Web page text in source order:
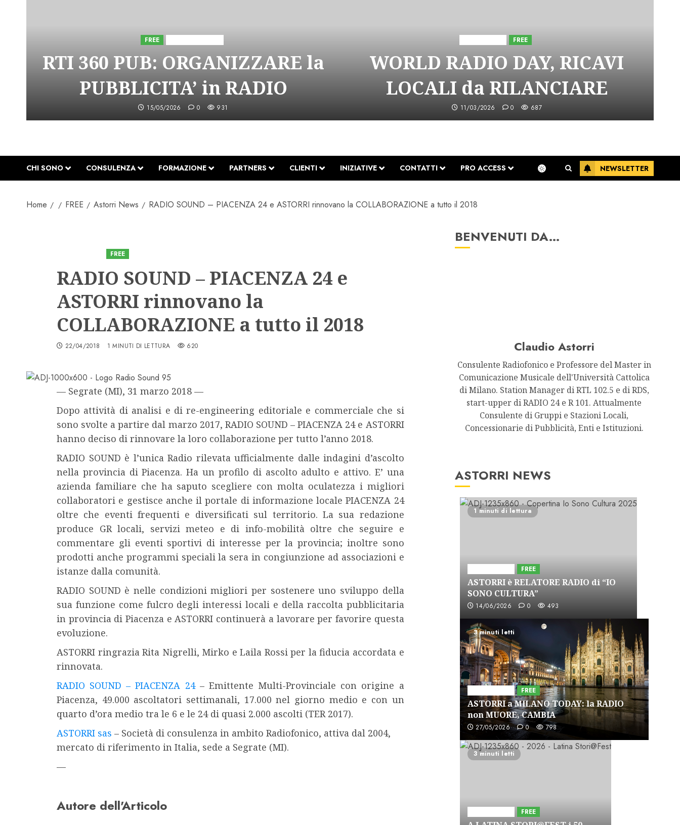
FREE
RTI 360 PUB: ORGANIZZARE la
PUBBLICITA’ in RADIO
15/05/2026 0 931
FREE
WORLD RADIO DAY, RICAVI
LOCALI da RILANCIARE
11/03/2026 0 687
CHI SONO CONSULENZA FORMAZIONE PARTNERS CLIENTI INIZIATIVE CONTATTI PRO ACCESS NEWSLETTER
Home FREE Astorri News RADIO SOUND – PIACENZA 24 e ASTORRI rinnovano la COLLABORAZIONE a tutto il 2018
FREE
RADIO SOUND – PIACENZA 24 e
ASTORRI rinnovano la
COLLABORAZIONE a tutto il 2018
22/04/2018 1 MINUTI DI LETTURA 620
— Segrate (MI), 31 marzo 2018 —
Dopo attività di analisi e di re-engineering editoriale e commerciale che si
sono svolte a partire dal marzo 2017, RADIO SOUND – PIACENZA 24 e ASTORRI
hanno deciso di rinnovare la loro collaborazione per tutto l’anno 2018.
RADIO SOUND è l’unica Radio rilevata ufficialmente dalle indagini d’ascolto
nella provincia di Piacenza. Ha un profilo di ascolto adulto e attivo. E’ una
azienda familiare che ha saputo scegliere con molta oculatezza i migliori
collaboratori e gestisce anche il portale di informazione locale PIACENZA 24
oltre che eventi frequenti e diversificati sul territorio. La sua redazione
produce GR locali, servizi meteo e di info-mobilità oltre che seguire e
commentare gli eventi sportivi di interesse per la provincia; inoltre sono
prodotti anche programmi speciali la sera in congiunzione ad associazioni e
istanze dalla comunità.
RADIO SOUND è nelle condizioni migliori per sostenere uno sviluppo della
sua funzione come fulcro degli interessi locali e della raccolta pubblicitaria
in provincia di Piacenza e ASTORRI continuerà a lavorare per favorire questa
evoluzione.
ASTORRI ringrazia Rita Nigrelli, Mirko e Laila Rossi per la fiducia accordata e
rinnovata.
RADIO SOUND – PIACENZA 24– Emittente Multi-Provinciale con origine a
Piacenza, 49.000 ascoltatori settimanali, 17.000 nel giorno medio e con un
quarto d’ora medio tra le 6 e le 24 di quasi 2.000 ascolti (TER 2017).
ASTORRI sas – Società di consulenza in ambito Radiofonico, attiva dal 2004,
mercato di riferimento in Italia, sede a Segrate (MI).
—
Autore dell'Articolo
BENVENUTI DA…
Claudio Astorri
Consulente Radiofonico e Professore del Master in
Comunicazione Musicale dell'Università Cattolica
di Milano. Station Manager di RTL 102.5 e di RDS,
start-upper di RADIO 24 e R 101. Attualmente
Consulente di Gruppi e Stazioni Locali,
Concessionarie di Pubblicità, Enti e Istituzioni.
ASTORRI NEWS
1 minuti di lettura
FREE
ASTORRI è RELATORE RADIO di “IO
SONO CULTURA”
14/06/2026 0 493
3 minuti letti
FREE
ASTORRI a MILANO TODAY: la RADIO
non MUORE, CAMBIA
27/05/2026 0 798
3 minuti letti
FREE